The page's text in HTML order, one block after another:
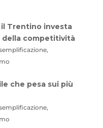
Trentino investa
competitività
che pesa sui più